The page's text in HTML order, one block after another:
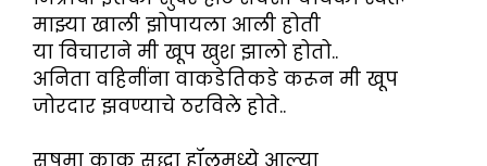
माझ्या खाली झोपायला आली होती
या विचाराने मी खूप खुश झालो होतो..
अनिता वहिनींना वाकडेतिकडे करून मी खूप
जोरदार झवण्याचे ठरविले होते..
सुषमा काकू सुद्धा हॉलमध्ये आल्या